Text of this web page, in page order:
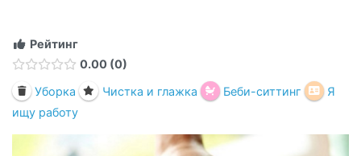
Рейтинг
0.00 0
Уборка
Чистка и глажка Беби-ситтинг
Я
ищу работу